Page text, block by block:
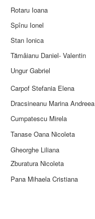
Rotaru Ioana
Spînu Ionel
Stan Ionica
Tămâianu Daniel- Valentin
Ungur Gabriel
Carpof Stefania Elena
Dracsineanu Marina Andreea
Cumpatescu Mirela
Tanase Oana Nicoleta
Gheorghe Liliana
Zburatura Nicoleta
Pana Mihaela Cristiana